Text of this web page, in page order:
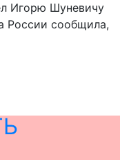
Игорю Шуневичу
России сообщила,